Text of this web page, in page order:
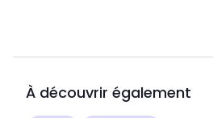
À découvrir également